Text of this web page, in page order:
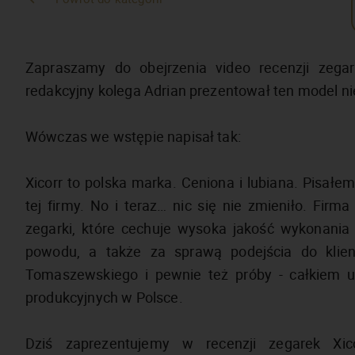
Zapraszamy do obejrzenia video recenzji
redakcyjny kolega Adrian prezentował ten model
Wówczas we wstępie napisał tak:
Xicorr to polska marka. Ceniona i lubiana.
tej firmy. No i teraz… nic się nie zmieniło.
zegarki, które cechuje wysoka jakość
powodu, a także za sprawą podejścia do
Tomaszewskiego i pewnie też próby - całkiem
produkcyjnych w Polsce.
Dziś zaprezentujemy w recenzji zegarek